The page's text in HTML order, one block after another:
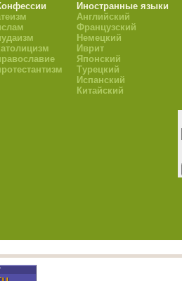
Иностранные языки
Английский
Французский
Немецкий
Иврит
Японский
Турецкий
Испанский
Китайский